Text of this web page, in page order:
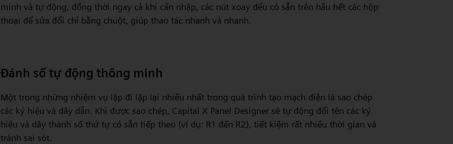
minh và tự động, đồng thời ngay cả khi cần nhập, các nút xoay đều có sẵn trên hầu hết các hộp
thoại để sửa đổi chỉ bằng chuột, giúp thao tác nhanh và nhanh.
Đánh số tự động thông minh
Một trong những nhiệm vụ lặp đi lặp lại nhiều nhất trong quá trình tạo mạch điện là sao chép
các ký hiệu và dây dẫn. Khi được sao chép, Capital X Panel Designer sẽ tự động đổi tên các ký
hiệu và dây thành số thứ tự có sẵn tiếp theo (ví dụ: R1 đến R2), tiết kiệm rất nhiều thời gian và
tránh sai sót.